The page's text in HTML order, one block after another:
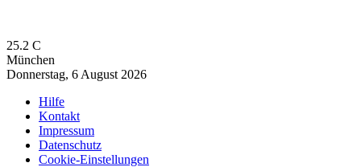
25.2 C
München
Donnerstag, 6 August 2026
Hilfe
Kontakt
Impressum
Datenschutz
Cookie-Einstellungen